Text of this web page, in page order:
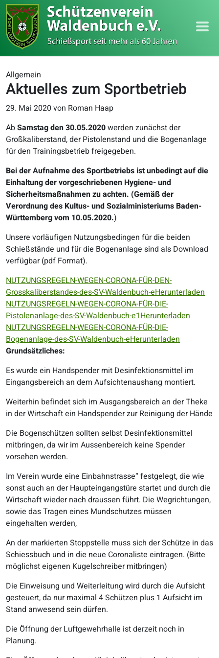
Allgemein
Aktuelles zum Sportbetrieb
29. Mai 2020 von Roman Haap
AbSamstag den 30.05.2020werden zunächst der
Großkaliberstand, der Pistolenstand und die Bogenanlage
für den Trainingsbetrieb freigegeben.
Bei der Aufnahme des Sportbetriebs ist unbedingt auf die
Einhaltung der vorgeschriebenen Hygiene- und
Sicherheitsmaßnahmen zu achten. (Gemäß der
Verordnung des Kultus- und Sozialministeriums Baden-
Württemberg vom 10.05.2020.)
Unsere vorläufigen Nutzungsbedingen für die beiden
Schießstände und für die Bogenanlage sind als Download
verfügbar (pdf Format).
NUTZUNGSREGELN-WEGEN-CORONA-FÜR-DEN-
Grosskaliberstandes-des-SV-Waldenbuch-eHerunterladen
NUTZUNGSREGELN-WEGEN-CORONA-FÜR-DIE-
Pistolenanlage-des-SV-Waldenbuch-e1Herunterladen
NUTZUNGSREGELN-WEGEN-CORONA-FÜR-DIE-
Bogenanlage-des-SV-Waldenbuch-eHerunterladen
Grundsätzliches:
Es wurde ein Handspender mit Desinfektionsmittel im
Eingangsbereich an dem Aufsichtenaushang montiert.
Weiterhin befindet sich im Ausgangsbereich an der Theke
in der Wirtschaft ein Handspender zur Reinigung der Hände
Die Bogenschützen sollten selbst Desinfektionsmittel
mitbringen, da wir im Aussenbereich keine Spender
vorsehen werden.
Im Verein wurde eine Einbahnstrasse“ festgelegt, die wie
sonst auch an der Haupteingangstüre startet und durch die
Wirtschaft wieder nach draussen führt. Die Wegrichtungen,
sowie das Tragen eines Mundschutzes müssen
eingehalten werden,
An der markierten Stoppstelle muss sich der Schütze in das
Schiessbuch und in die neue Coronaliste eintragen. (Bitte
möglichst eigenen Kugelschreiber mitbringen)
Die Einweisung und Weiterleitung wird durch die Aufsicht
gesteuert, da nur maximal 4 Schützen plus 1 Aufsicht im
Stand anwesend sein dürfen.
Die Öffnung der Luftgewehrhalle ist derzeit noch in
Planung.